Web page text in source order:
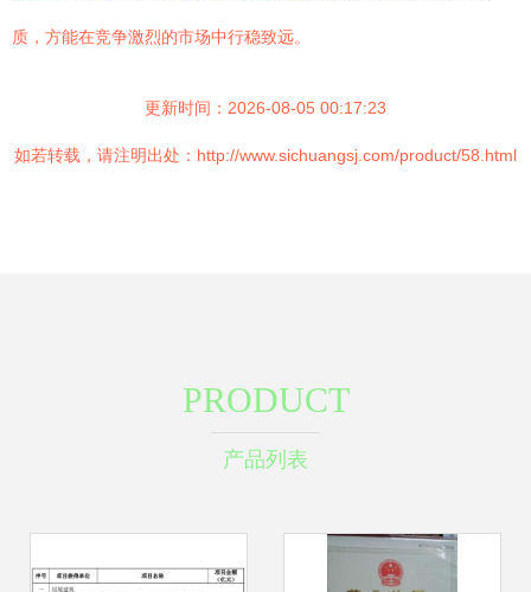
质，方能在竞争激烈的市场中行稳致远。
更新时间：2026-08-05 00:17:23
如若转载，请注明出处：http://www.sichuangsj.com/product/58.html
PRODUCT
产品列表